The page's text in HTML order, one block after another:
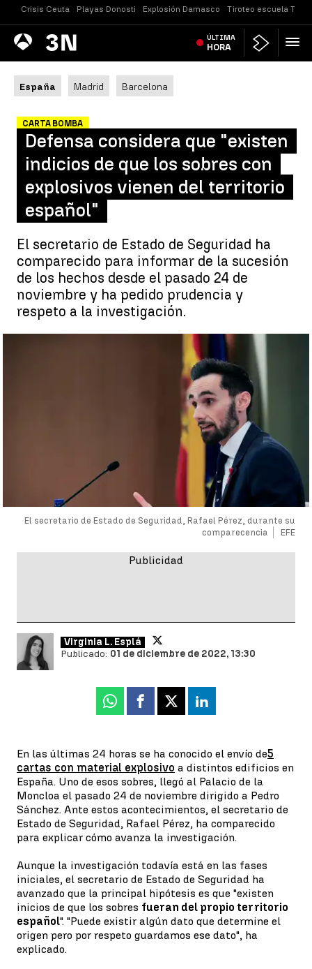
Crisis Ceuta Playas Donosti Explosión Damasco Tiroteo escuela
Antena
3 Noticias ÚLTIMA
HORA
España Madrid Barcelona
CARTA BOMBA
Defensa considera que "existen
indicios de que los sobres con
explosivos vienen del territorio
español"
El secretario de Estado de Seguridad ha
comparecido para informar de la sucesión
de los hechos desde el pasado 24 de
noviembre y ha pedido prudencia y
respeto a la investigación.
El secretario de Estado de Seguridad, Rafael Pérez, durante su
comparecencia
EFE
Virginia L. Esplá
Publicado: 01 de diciembre de 2022, 13:30
Whatsapp
Facebook
X Linkedin
En las últimas 24 horas se ha conocido el envío de5
cartas con material explosivo a distintos edificios en
España. Uno de esos sobres, llegó al Palacio de la
Moncloa el pasado 24 de noviembre dirigido a Pedro
Sánchez. Ante estos acontecimientos, el secretario de
Estado de Seguridad, Rafael Pérez, ha comparecido
para explicar cómo avanza la investigación.
Aunque la investigación todavía está en las fases
iniciales, el secretario de Estado de Seguridad ha
avanzado que la principal hipótesis es que "existen
inicios de que los sobres fueran del propio territorio
español". "Puede existir algún dato que determine el
origen pero por respeto guardamos ese dato", ha
explicado.